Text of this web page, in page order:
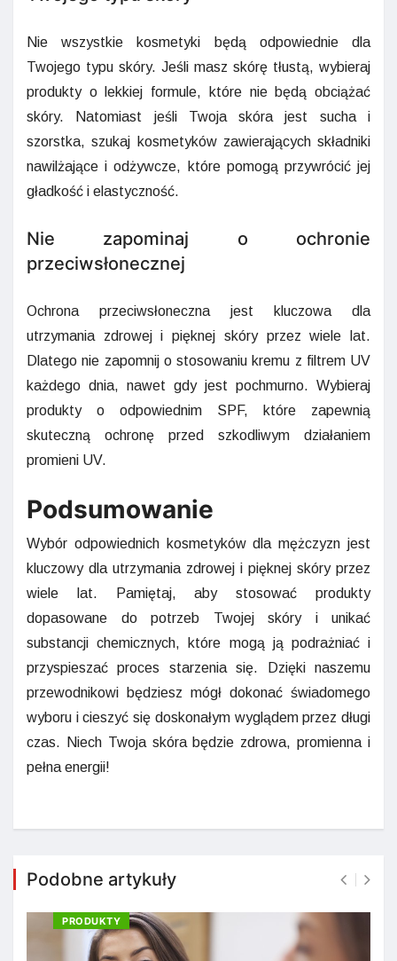
Nie wszystkie kosmetyki będą odpowiednie dla
Twojego typu skóry. Jeśli masz skórę tłustą, wybieraj
produkty o lekkiej formule, które nie będą obciążać
skóry. Natomiast jeśli Twoja skóra jest sucha i
szorstka, szukaj kosmetyków zawierających składniki
nawilżające i odżywcze, które pomogą przywrócić jej
gładkość i elastyczność.
Nie zapominaj o ochronie
przeciwsłonecznej
Ochrona przeciwsłoneczna jest kluczowa dla
utrzymania zdrowej i pięknej skóry przez wiele lat.
Dlatego nie zapomnij o stosowaniu kremu z filtrem UV
każdego dnia, nawet gdy jest pochmurno. Wybieraj
produkty o odpowiednim SPF, które zapewnią
skuteczną ochronę przed szkodliwym działaniem
promieni UV.
Podsumowanie
Wybór odpowiednich kosmetyków dla mężczyzn jest
kluczowy dla utrzymania zdrowej i pięknej skóry przez
wiele lat. Pamiętaj, aby stosować produkty
dopasowane do potrzeb Twojej skóry i unikać
substancji chemicznych, które mogą ją podrażniać i
przyspieszać proces starzenia się. Dzięki naszemu
przewodnikowi będziesz mógł dokonać świadomego
wyboru i cieszyć się doskonałym wyglądem przez długi
czas. Niech Twoja skóra będzie zdrowa, promienna i
pełna energii!
Podobne artykuły
PRODUKTY